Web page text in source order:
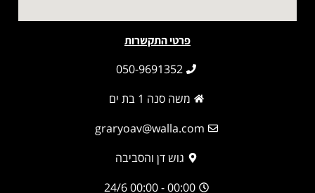
פרטי התקשרות
050-9691352
משה סנה 1 בת ים
graryoav@walla.com
גוש דן והסביבה
00:00 - 00:00 24/6